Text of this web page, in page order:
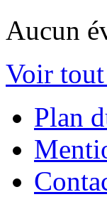
Aucun
Voir
Plan